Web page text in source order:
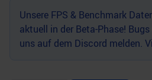
Unsere FPS & Benchmark
aktuell in der Beta-Phase!
uns auf dem Discord melden.